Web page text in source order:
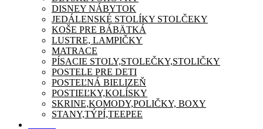
DISNEY NÁBYTOK
JEDÁLENSKÉ STOLÍKY STOLČEKY
KOŠE PRE BÁBÄTKÁ
LUSTRE, LAMPIČKY
MATRACE
PÍSACIE STOLY,STOLEČKY,STOLIČKY
POSTELE PRE DETI
POSTEĽNÁ BIELIZEŇ
POSTIEĽKY,KOLÍSKY
SKRINE,KOMODY,POLIČKY, BOXY
STANY,TÝPÍ,TEEPEE